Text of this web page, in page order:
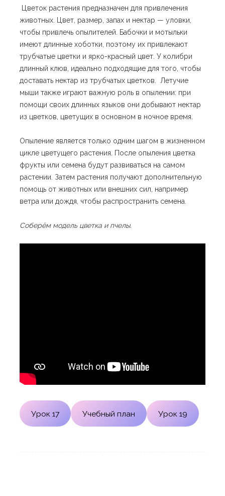
Цветок растения предназначен для привлечения
животных. Цвет, размер, запах и нектар — уловки,
чтобы привлечь опылителей. Бабочки и мотыльки
имеют длинные хоботки, поэтому их привлекают
трубчатые цветки и ярко-красный цвет. У колибри
длинный клюв, идеально подходящие для того, чтобы
доставать нектар из трубчатых цветков. Летучие
мыши также играют важную роль в опылении: при
помощи своих длинных языков они добывают нектар
из цветков, цветущих в основном в ночное время.
Опыление является только одним шагом в жизненном
цикле цветущего растения. После опыления цветка
фрукты или семена будут развиваться на самом
растении. Затем растения получают дополнительную
помощь от животных или внешних сил, например
ветра или дождя, чтобы распространить семена.
Соберём модель цветка и пчелы.
Урок 17 Учебный план Урок 19